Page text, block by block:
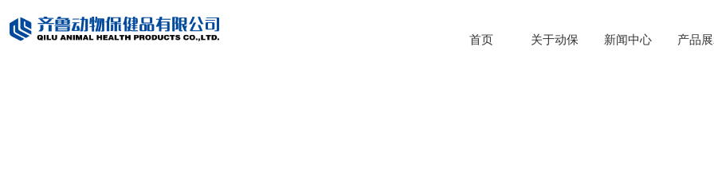
首页 关于动保 新闻中心 产品